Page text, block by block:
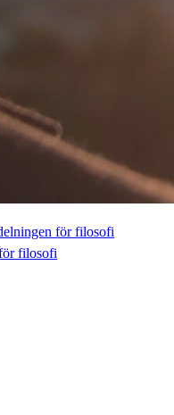
för filosofi
filosofi